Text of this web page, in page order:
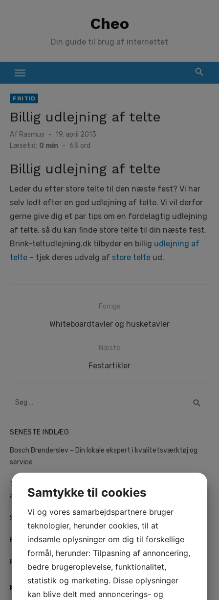
Cheo
Din guide til brug af internettet
FRITID
Billig udlejning af telte
Af Rasmus
Posted
on
19. april 2013
Læsetid: 0 min - 63 ord
Billig udlejning af telte
Leder du efter store telte til den næste fest? Vi har
selv ledt efter en god udlejning af telte. Vi vil derfor
gerne give dig et par tips om en fordelagtig udlejning
af telte, så du kan finde store telte til din næste fest.
Brink-teltudlejning.dk tilbyder en billig udlejning af
telte – tjek deres udvalg af store telte ud.
Indlægsnavigation
Forrige
Forrige
Whiteboardtavler og husketavler
Næste
Næste
Festartikler
Search
search
SENESTE INDLÆG
Bosch Brønderslev – Din lokale ekspert i kvalitetsværktøj og
service
Teltudlejning i København: Fleksible og praktiske løsninger til
alle typer arrangementer
Sådan finder du det bedste værksted i Odense til din bil
Effektiv hårfjerning med sugaring
Find den rette maler i Hedensted til kvalitetsmalerarbejde
KATEGORIER
Samtykke til cookies
Vi og vores samarbejdspartnere bruger
teknologier, herunder cookies, til at
indsamle oplysninger om dig til forskellige
formål, herunder: Tilpasning af annoncering,
bedre brugeroplevelse, funktionalitet,
statistik og marketing. Disse oplysninger
kan blive delt med annoncerings- og